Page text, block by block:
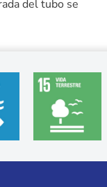
del tubo se